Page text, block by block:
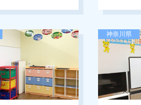
07月07日
新年少）対象]理英会 秋の
Day 開催！親子で楽しむ
07月07日
東武教室】夏期講習のご案
05月14日
ル川越まるひろ教室
まるひろ教室】夏期講習
神奈川県